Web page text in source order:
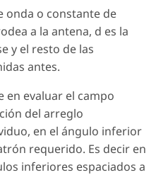
onda o constante de
a la antena, d es la
y el resto de las
antes.
en evaluar el campo
del arreglo
en el ángulo inferior
requerido. Es decir en
inferiores espaciados a